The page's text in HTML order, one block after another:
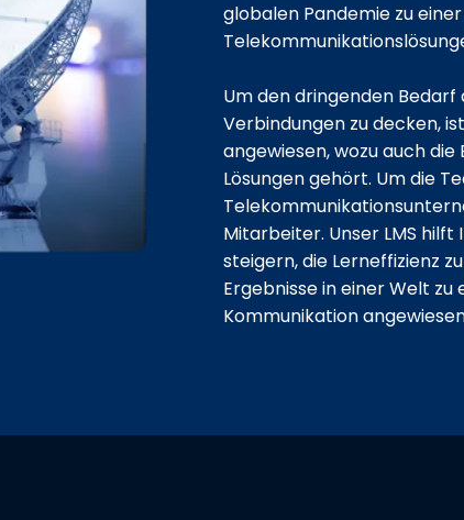
globalen Pandemie zu
Um den dringenden
Verbindungen zu decken,
angewiesen, wozu auch
Lösungen gehört. Um die
Mitarbeiter. Unser LMS
steigern, die Lerneffizienz
Ergebnisse in einer Welt zu
Kommunikation